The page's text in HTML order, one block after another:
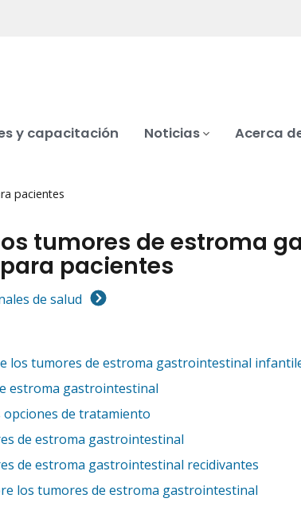
y capacitación Noticias Acerca
pacientes
tumores de estroma
pacientes
de salud
los tumores de estroma gastrointestinal
estroma gastrointestinal
opciones de tratamiento
de estroma gastrointestinal
de estroma gastrointestinal recidivantes
los tumores de estroma gastrointestinal